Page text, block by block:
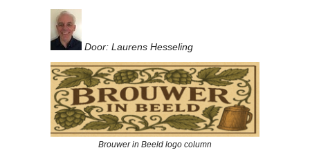
Door: Laurens Hesseling
Brouwer in Beeld logo column
Home
Vereniging
Clubkalender